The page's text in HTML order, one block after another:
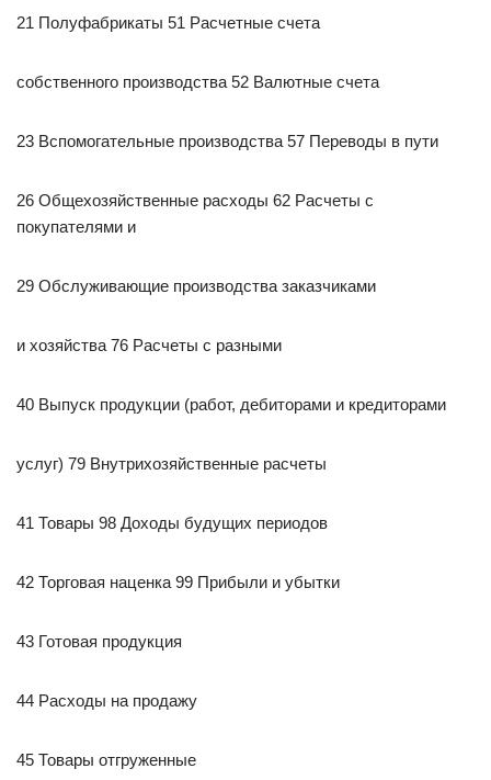
21 Полуфабрикаты 51 Расчетные счета
собственного производства 52 Валютные счета
23 Вспомогательные производства 57 Переводы в пути
26 Общехозяйственные расходы 62 Расчеты с
покупателями и
29 Обслуживающие производства заказчиками
и хозяйства 76 Расчеты с разными
40 Выпуск продукции (работ, дебиторами и кредиторами
услуг) 79 Внутрихозяйственные расчеты
41 Товары 98 Доходы будущих периодов
42 Торговая наценка 99 Прибыли и убытки
43 Готовая продукция
44 Расходы на продажу
45 Товары отгруженные